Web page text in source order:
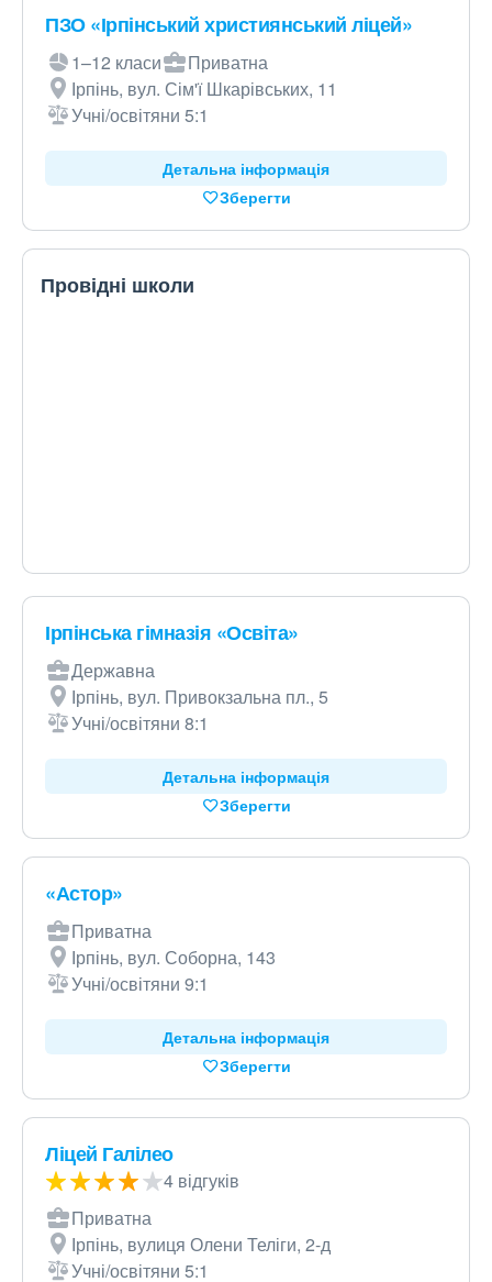
ПЗО «Ірпінський християнський ліцей»
1–12 класи
Приватна
Ірпінь, вул. Сім'ї Шкарівських, 11
Учні/освітяни 5:1
Детальна інформація
Зберегти
Провідні школи
Ірпінська гімназія «Освіта»
Державна
Ірпінь, вул. Привокзальна пл., 5
Учні/освітяни 8:1
Детальна інформація
Зберегти
«Астор»
Приватна
Ірпінь, вул. Соборна, 143
Учні/освітяни 9:1
Детальна інформація
Зберегти
Ліцей Галілео
4 відгуків
Приватна
Ірпінь, вулиця Олени Теліги, 2-д
Учні/освітяни 5:1